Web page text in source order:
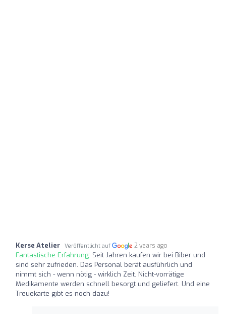
Kerse Atelier Veröffentlicht auf 2 years ago
Fantastische Erfahrung: Seit Jahren kaufen wir bei Biber und
sind sehr zufrieden. Das Personal berät ausführlich und
nimmt sich - wenn nötig - wirklich Zeit. Nicht-vorrätige
Medikamente werden schnell besorgt und geliefert. Und eine
Treuekarte gibt es noch dazu!